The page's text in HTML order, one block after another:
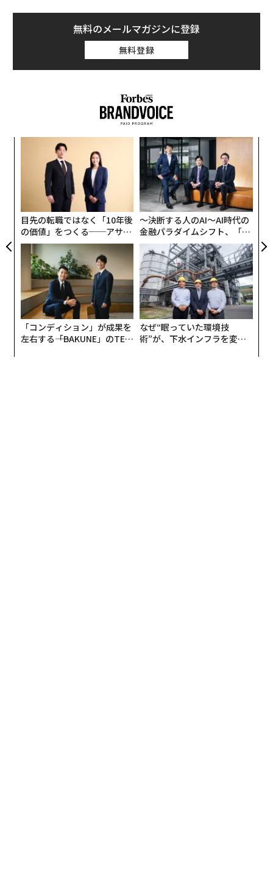
無料のメールマガジンに登録
無料登録
目先の転職ではなく「10年後
の価値」をつくる──アサイ
ンの長期伴走型支援とは
〜決断する人のAI〜AI時代の
金融パラダイムシフト、「超
個別化」の核心 【MUFG×ウ
ェルスナビ×PwC】
「コンディション」が成果を
左右する――「BAKUNE」のTEN
なぜ“眠っていた環境技
術”が、下水インフラを変え